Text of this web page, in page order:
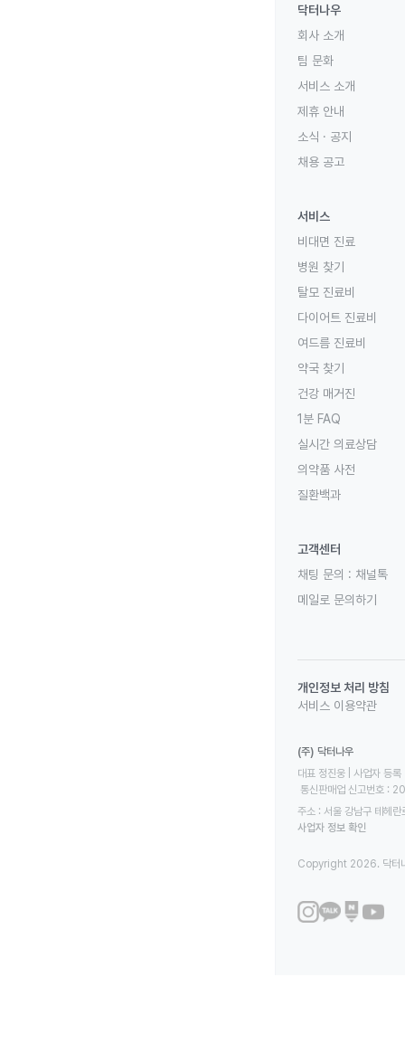
닥터나우
회사 소개
팀 문화
서비스 소개
제휴 안내
소식 · 공지
채용 공고
서비스
비대면 진료
병원 찾기
탈모 진료비
다이어트 진료비
여드름 진료비
약국 찾기
건강 매거진
1분 FAQ
실시간 의료상담
의약품 사전
질환백과
고객센터
채팅 문의 : 채널톡
메일로 문의하기
개인정보 처리 방침
서비스 이용약관
(주) 닥터나우
대표 정진웅 | 사업자
통신판매업 신고번호
주소 : 서울 강남구 테헤
사업자 정보 확인
Copyright 2026. 닥터